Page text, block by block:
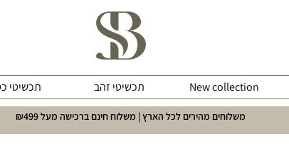
New collection תכשיטי זהב תכשיטי
משלוחים מהירים לכל הארץ | משלוח חינם ברכישה מעל ₪499